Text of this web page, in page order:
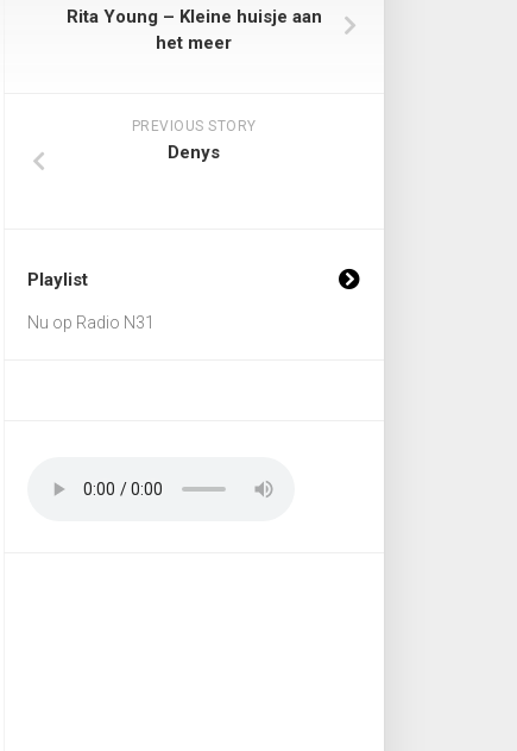
Rita Young – Kleine huisje aan
het meer
PREVIOUS STORY
Denys
Playlist
Nu op Radio N31